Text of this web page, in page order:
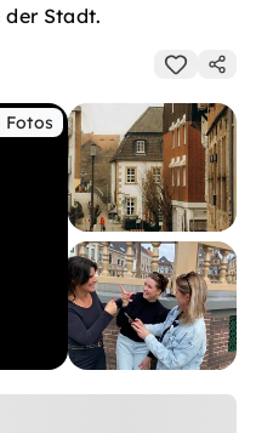
der Stadt.
Fotos